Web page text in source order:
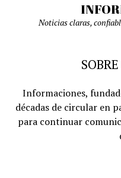
Noticias claras,
Informaciones,
décadas de circular en
para continuar